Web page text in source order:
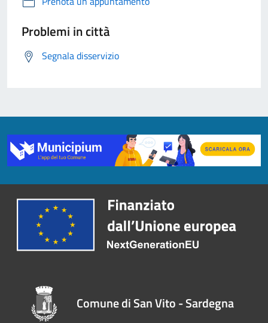
Problemi in città
Segnala disservizio
Comune di San Vito - Sardegna